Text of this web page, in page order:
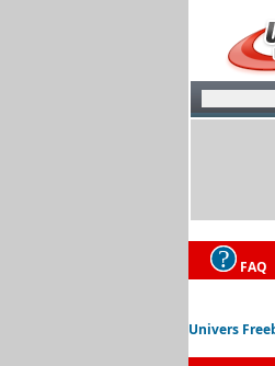
FAQ
Univers